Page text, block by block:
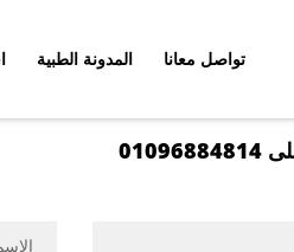
المدونة الطبية تواصل معانا